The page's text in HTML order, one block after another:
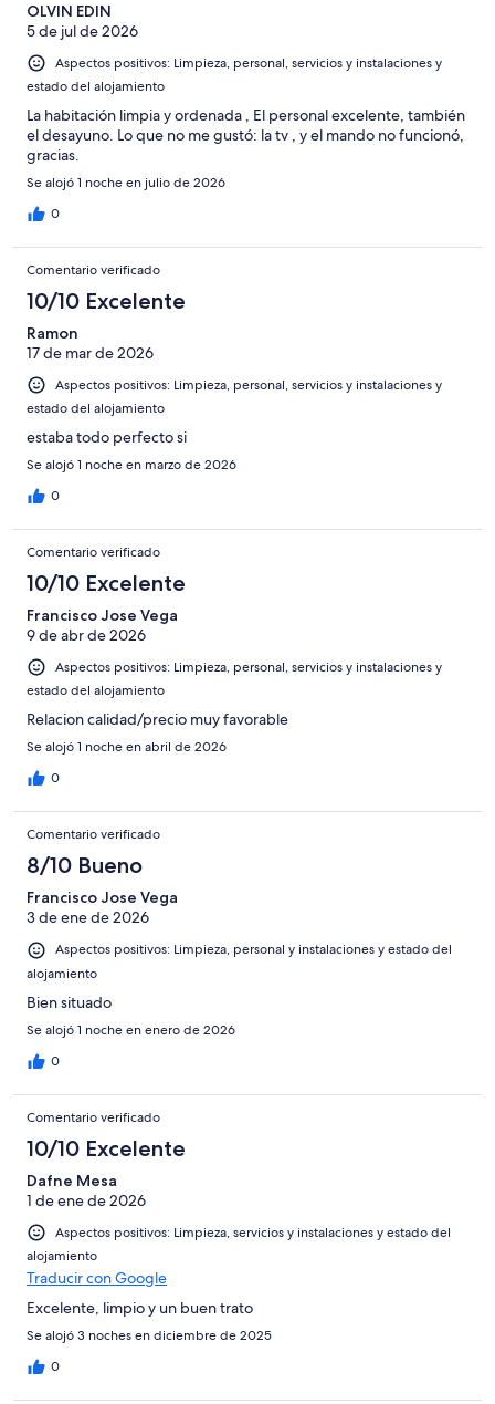
OLVIN EDIN
5 de jul de 2026
Aspectos positivos: Limpieza, personal, servicios y instalaciones y
estado del alojamiento
La habitación limpia y ordenada , El personal excelente, también
el desayuno. Lo que no me gustó: la tv , y el mando no funcionó,
gracias.
Se alojó 1 noche en julio de 2026
0
Comentario verificado
10/10 Excelente
Ramon
17 de mar de 2026
Aspectos positivos: Limpieza, personal, servicios y instalaciones y
estado del alojamiento
estaba todo perfecto si
Se alojó 1 noche en marzo de 2026
0
Comentario verificado
10/10 Excelente
Francisco Jose Vega
9 de abr de 2026
Aspectos positivos: Limpieza, personal, servicios y instalaciones y
estado del alojamiento
Relacion calidad/precio muy favorable
Se alojó 1 noche en abril de 2026
0
Comentario verificado
8/10 Bueno
Francisco Jose Vega
3 de ene de 2026
Aspectos positivos: Limpieza, personal y instalaciones y estado del
alojamiento
Bien situado
Se alojó 1 noche en enero de 2026
0
Comentario verificado
10/10 Excelente
Dafne Mesa
1 de ene de 2026
Aspectos positivos: Limpieza, servicios y instalaciones y estado del
alojamiento
Traducir con Google
Excelente, limpio y un buen trato
Se alojó 3 noches en diciembre de 2025
0